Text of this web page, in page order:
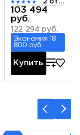
2 отзыва
103 494
руб.
122 294 руб.
Экономия 18
800 руб.
Купить